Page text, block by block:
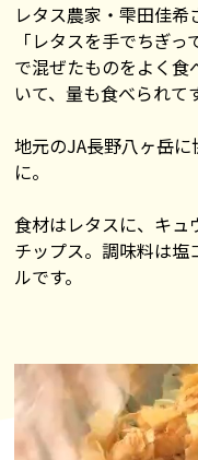
レタス農家・雫田佳希
「レタスを手でちぎ
で混ぜたものをよく食
いて、量も食べられて
地元のJA長野八ヶ岳
に。
食材はレタスに、キュ
チップス。調味料は
ルです。